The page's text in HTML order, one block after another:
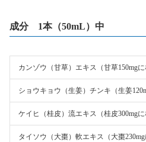
成分 1本（50mL）中
カンゾウ（甘草）エキス（甘草150mgに
ショウキョウ（生姜）チンキ（生姜
ケイヒ（桂皮）流エキス（桂皮300mgに
タイソウ（大棗）軟エキス（大棗230mg